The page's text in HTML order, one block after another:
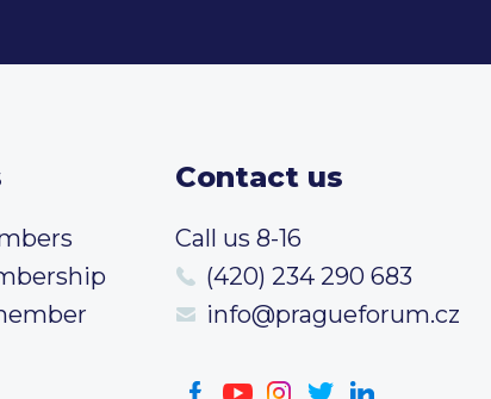
Contact us
Call us 8-16
(420) 234 290 683
info@pragueforum.cz